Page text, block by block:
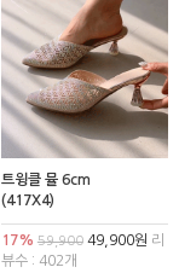
트윙클 뮬 6cm
(417X4)
17% 59,90049,900원 리
뷰수 : 402개